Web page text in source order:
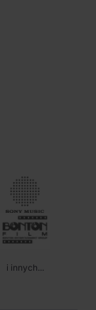
i innych...